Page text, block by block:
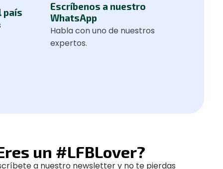
país
Escríbenos a nuestro
WhatsApp
Habla con uno de nuestros
expertos.
un #LFBLover?
a nuestro newsletter y no te pierdas